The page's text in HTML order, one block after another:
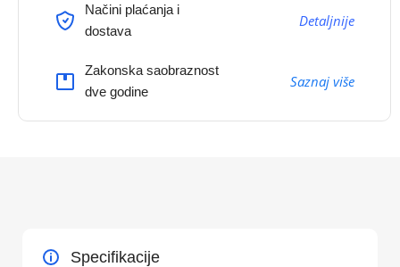
Načini plaćanja i
dostava
Detaljnije
Zakonska saobraznost
dve godine
Saznaj više
Specifikacije